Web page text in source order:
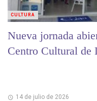
Nueva jornada
Centro Cultural de
14 de julio de 2026
CULTURA